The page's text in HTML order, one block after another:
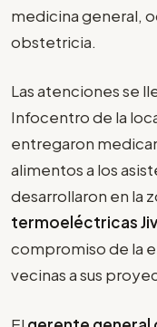
medicina general,
obstetricia.
Las atenciones se
Infocentro de la
entregaron
alimentos a los
desarrollaron en la
termoeléctricas
compromiso de la
vecinas a sus